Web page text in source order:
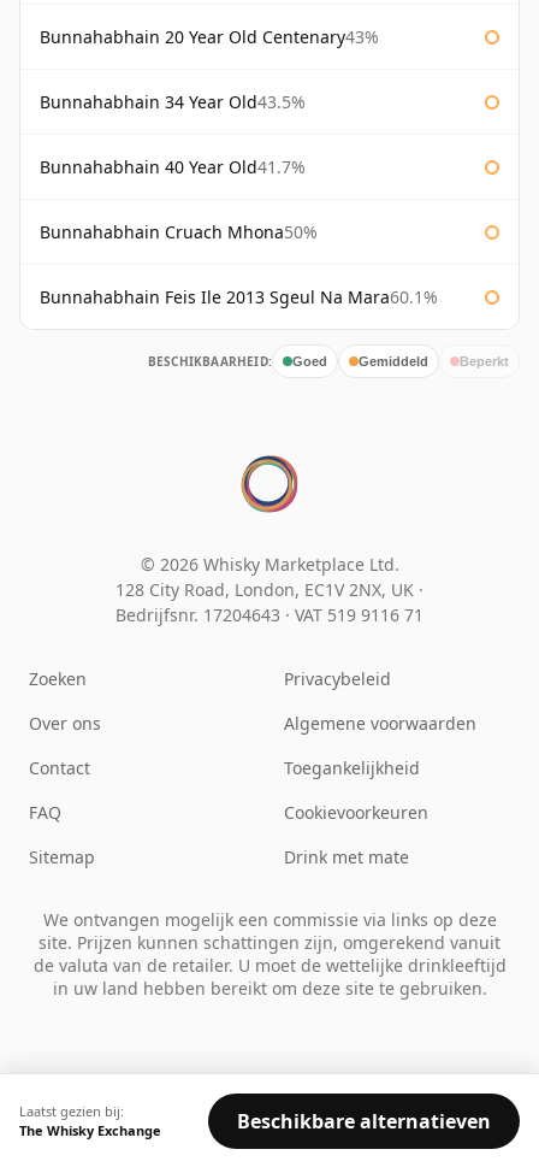
Bunnahabhain 20 Year Old Centenary43%
Bunnahabhain 34 Year Old43.5%
Bunnahabhain 40 Year Old41.7%
Bunnahabhain Cruach Mhona50%
Bunnahabhain Feis Ile 2013 Sgeul Na Mara60.1%
BESCHIKBAARHEID: Goed Gemiddeld Beperkt
Laatst gezien bij:
The Whisky Exchange
Beschikbare alternatieven
© 2026 Whisky Marketplace Ltd.
128 City Road, London, EC1V 2NX, UK ·
Bedrijfsnr. 17204643 · VAT 519 9116 71
Zoeken
Over ons
Contact
FAQ
Sitemap
Privacybeleid
Algemene voorwaarden
Toegankelijkheid
Cookievoorkeuren
Drink met mate
We ontvangen mogelijk een commissie via links op deze
site. Prijzen kunnen schattingen zijn, omgerekend vanuit
de valuta van de retailer. U moet de wettelijke drinkleeftijd
in uw land hebben bereikt om deze site te gebruiken.